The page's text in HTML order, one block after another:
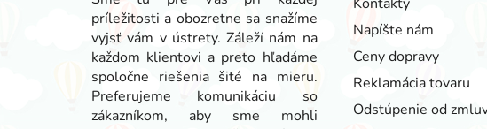
príležitosti a obozretne sa snažíme
vyjsť vám v ústrety. Záleží nám na
každom klientovi a preto hľadáme
spoločne riešenia šité na mieru.
Preferujeme komunikáciu so
zákazníkom, aby sme mohli
Napíšte nám
Ceny dopravy
Reklamácia tovaru
Odstúpenie od